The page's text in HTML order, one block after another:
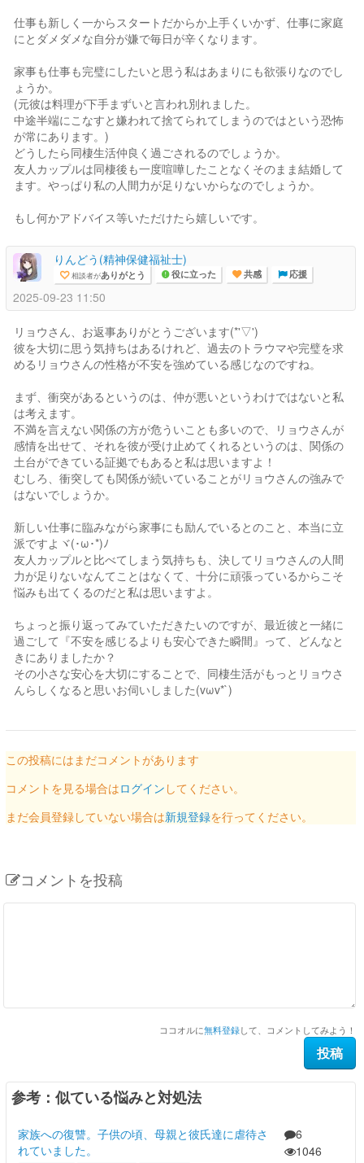
仕事も新しく一からスタートだからか上手くいかず、仕事に家庭
にとダメダメな自分が嫌で毎日が辛くなります。
家事も仕事も完璧にしたいと思う私はあまりにも欲張りなのでし
ょうか。
(元彼は料理が下手まずいと言われ別れました。
中途半端にこなすと嫌われて捨てられてしまうのではという恐怖
が常にあります。)
どうしたら同棲生活仲良く過ごされるのでしょうか。
友人カップルは同棲後も一度喧嘩したことなくそのまま結婚して
ます。やっぱり私の人間力が足りないからなのでしょうか。
もし何かアドバイス等いただけたら嬉しいです。
りんどう(精神保健福祉士)
相談者がありがとう 役に立った 共感 応援
2025-09-23 11:50
リョウさん、お返事ありがとうございます(*'▽')
彼を大切に思う気持ちはあるけれど、過去のトラウマや完璧を求
めるリョウさんの性格が不安を強めている感じなのですね。
まず、衝突があるというのは、仲が悪いというわけではないと私
は考えます。
不満を言えない関係の方が危ういことも多いので、リョウさんが
感情を出せて、それを彼が受け止めてくれるというのは、関係の
土台ができている証拠でもあると私は思いますよ！
むしろ、衝突しても関係が続いていることがリョウさんの強みで
はないでしょうか。
新しい仕事に臨みながら家事にも励んでいるとのこと、本当に立
派ですよヾ(･ω･*)ﾉ
友人カップルと比べてしまう気持ちも、決してリョウさんの人間
力が足りないなんてことはなくて、十分に頑張っているからこそ
悩みも出てくるのだと私は思いますよ。
ちょっと振り返ってみていただきたいのですが、最近彼と一緒に
過ごして『不安を感じるよりも安心できた瞬間』って、どんなと
きにありましたか？
その小さな安心を大切にすることで、同棲生活がもっとリョウさ
んらしくなると思いお伺いしました(vωv*`)
この投稿にはまだコメントがあります
コメントを見る場合はログイン してください。
まだ会員登録していない場合は新規登録を行ってください。
コメントを投稿
ココオルに無料登録して、コメントしてみよう！
参考：似ている悩みと対処法
家族への復讐。子供の頃、母親と彼氏達に虐待さ
れていました。
6
1046